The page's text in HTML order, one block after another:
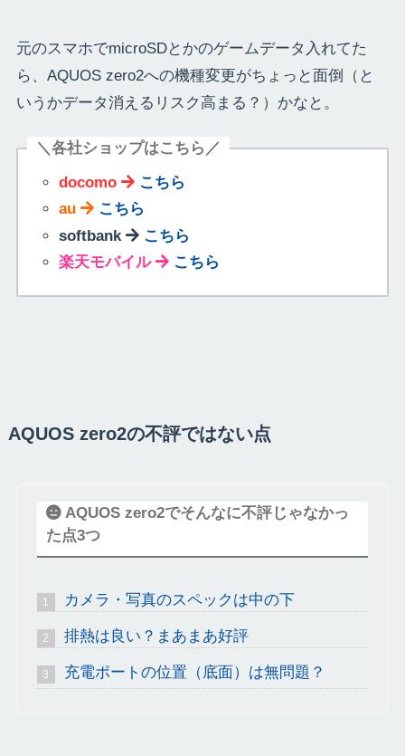
元のスマホでmicroSDとかのゲームデータ入れてた
ら、AQUOS zero2への機種変更がちょっと面倒（と
いうかデータ消えるリスク高まる？）かなと。
＼各社ショップはこちら／
docomo
こちら
au
こちら
softbank
こちら
楽天モバイル
こちら
AQUOS zero2の不評ではない点
AQUOS zero2でそんなに不評じゃなかっ
た点3つ
カメラ・写真のスペックは中の下
排熱は良い？まあまあ好評
充電ポートの位置（底面）は無問題？